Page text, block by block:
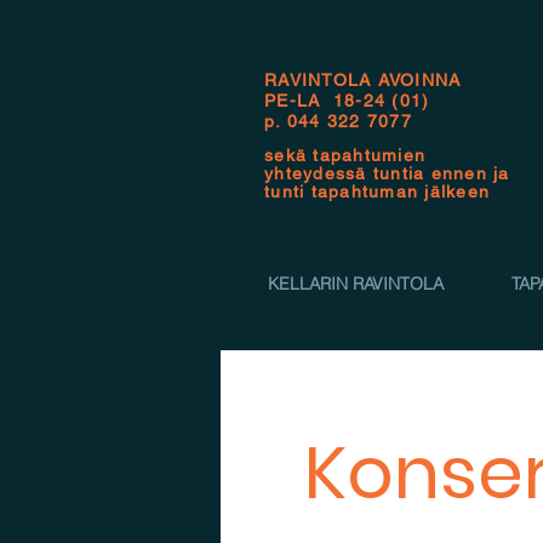
RAVINTOLA AVOINNA
PE-LA 18-24 (01)
p. 044 322 7077
sekä tapahtumien
yhteydessä tuntia ennen ja
tunti tapahtuman jälkeen
KELLARIN RAVINTOLA